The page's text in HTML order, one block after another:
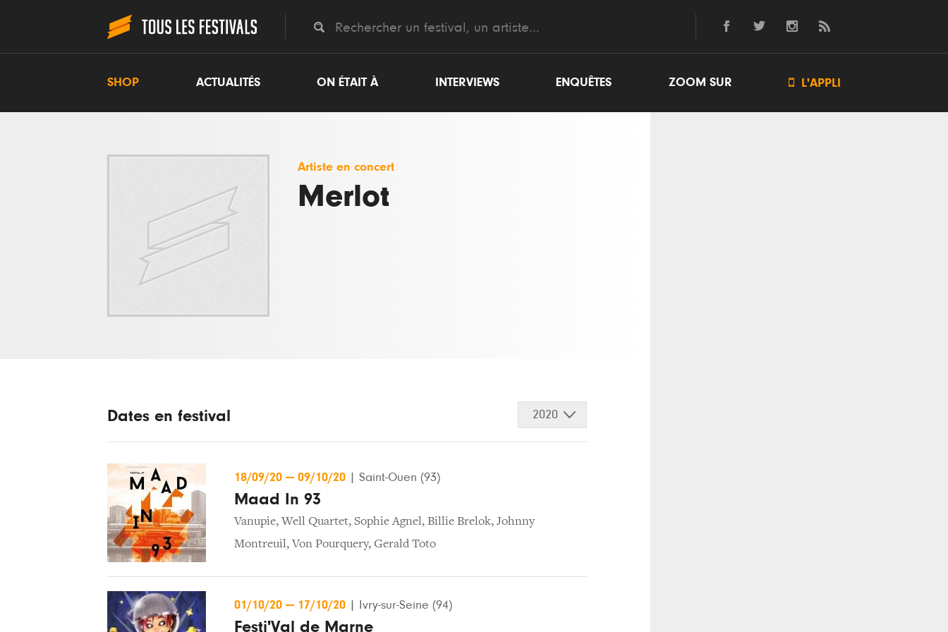
SHOP ACTUALITÉS ON ÉTAIT À INTERVIEWS ENQUÊTES ZOOM SUR  L'APPLI
Artiste en concert
Merlot
Dates en festival 2020
18/09/20 — 09/10/20 Saint-Ouen (93)
Maad In 93
Vanupie,Well Quartet, Sophie Agnel, Billie Brelok, Johnny
Montreuil,Von Pourquery, Gerald Toto
01/10/20 — 17/10/20 Ivry-sur-Seine (94)
Festi'Val de Marne